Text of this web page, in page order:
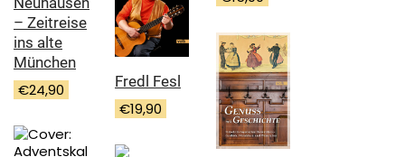
– Zeitreise
ins alte
München
€24,90 Fredl Fesl
€19,90